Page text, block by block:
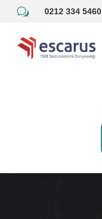
w 0212 334 5460